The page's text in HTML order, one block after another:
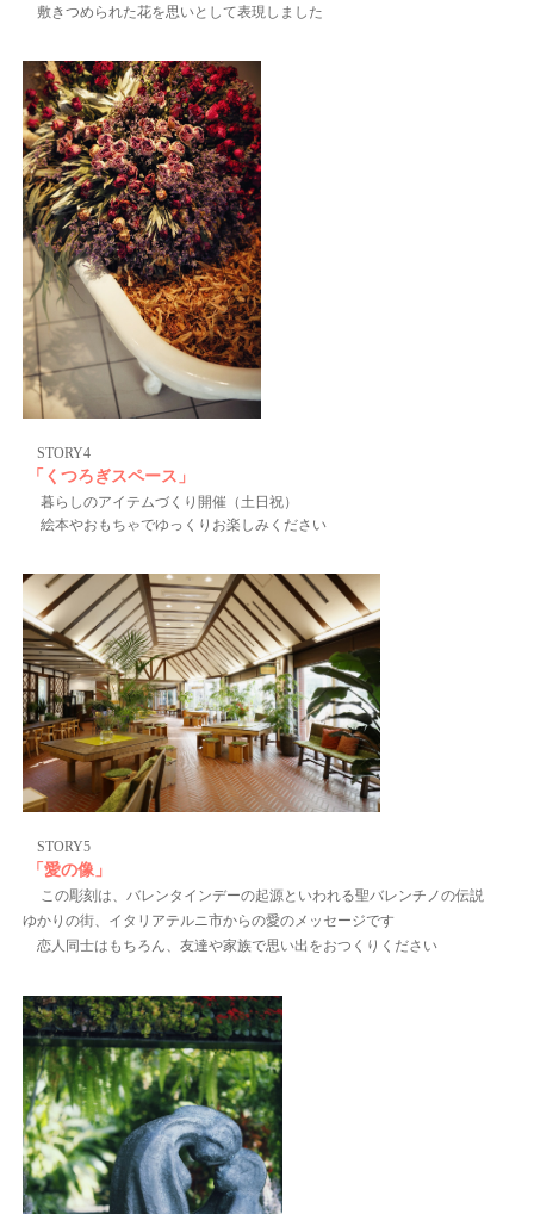
敷きつめられた花を思いとして表現しました
STORY4
「くつろぎスペース」
暮らしのアイテムづくり開催（土日祝）
絵本やおもちゃでゆっくりお楽しみください
STORY5
「愛の像」
この彫刻は、バレンタインデーの起源といわれる聖バレンチノの伝説
ゆかりの街、イタリアテルニ市からの愛のメッセージです
恋人同士はもちろん、友達や家族で思い出をおつくりください